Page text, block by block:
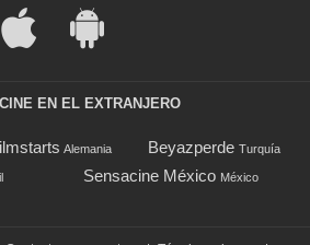
EN EL EXTRANJERO
Alemania Beyazperde Turquía
Sensacine México México